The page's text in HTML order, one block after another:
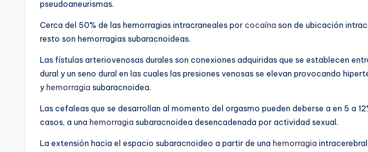
pseudoaneurismas.
Cerca del 50% de las hemorragias intracraneales por cocaína son de ubicación
resto son hemorragias subaracnoideas.
Las fístulas arteriovenosas durales son conexiones adquiridas que se establecen
dural y un seno dural en las cuales las presiones venosas se elevan provocando
y hemorragia subaracnoidea.
Las cefaleas que se desarrollan al momento del orgasmo pueden deberse a en 5 a
casos, a una hemorragia subaracnoidea desencadenada por actividad sexual.
La extensión hacia el espacio subaracnoideo a partir de una hemorragia